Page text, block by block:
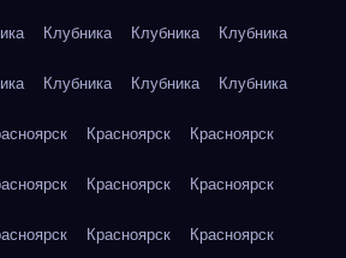
Клубника Клубника Клубника
Клубника Клубника Клубника
Красноярск Красноярск
Красноярск Красноярск
Красноярск Красноярск